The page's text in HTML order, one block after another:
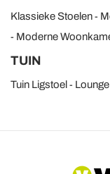
Klassieke Stoelen
Moderne
TUIN
Tuin Ligstoel